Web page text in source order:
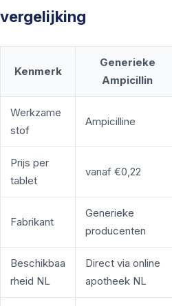
vergelijking
Kenmerk
Generieke
Ampicillin
Werkzame
stof
Ampicilline
Prijs per
tablet
vanaf €0,22
Fabrikant
Generieke
producenten
Beschikbaa
rheid NL
Direct via online
apotheek NL